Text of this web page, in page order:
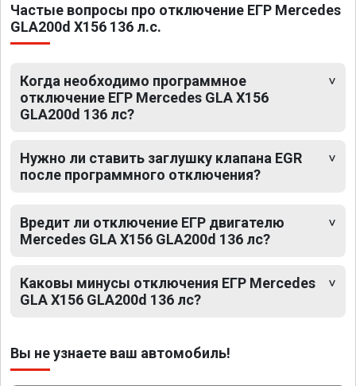
Частые вопросы про отключение ЕГР Mercedes
GLA200d X156 136 л.с.
Когда необходимо программное
отключение ЕГР Mercedes GLA X156
GLA200d 136 лс?
Нужно ли ставить заглушку клапана EGR
после программного отключения?
Вредит ли отключение ЕГР двигателю
Mercedes GLA X156 GLA200d 136 лс?
Каковы минусы отключения ЕГР Mercedes
GLA X156 GLA200d 136 лс?
Вы не узнаете ваш автомобиль!